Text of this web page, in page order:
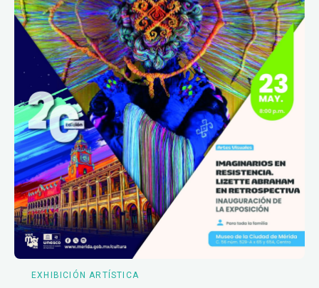
EXHIBICIÓN ARTÍSTICA